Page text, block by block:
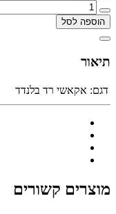
הוספה לסל
תיאור
דגם: אקאשי רד בלנדד
מוצרים קשורים